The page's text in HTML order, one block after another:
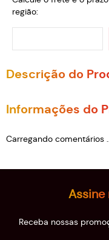
região:
Descrição do
Informações do
Carregando comentários
Assine
Receba nossas